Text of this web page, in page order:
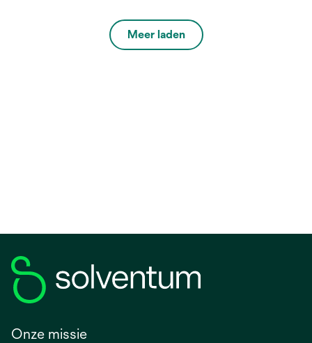
Meer laden
Onze missie